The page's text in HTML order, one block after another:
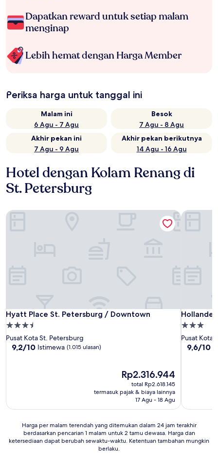
Dapatkan reward untuk setiap malam
menginap
Lebih hemat dengan Harga Member
Periksa harga untuk tanggal ini
Malam ini
6 Agu - 7 Agu
Besok
7 Agu - 8 Agu
Akhir pekan ini
7 Agu - 9 Agu
Akhir pekan berikutnya
14 Agu - 16 Agu
Hotel dengan Kolam Renang di
St. Petersburg
Hyatt Place St. Petersburg / Downtown
Hyatt Place St. Petersburg / Downtown
Properti
bintang
3.5
Pusat Kota St. Petersburg
9.2
9,2/10 Istimewa (1.015 ulasan)
Harga
sekarang
Rp2.316.944
Rp2.316.944
total Rp2.618.145
termasuk pajak & biaya lainnya
17 Agu - 18 Agu
Hyatt Place St. Petersburg / Downtown
Properti
bintang
3.0
Pusat Kota
9.6
9,6/10
Harga
malam
Harga per malam terendah yang ditemukan dalam 24 jam terakhir
berdasarkan pencarian 1 malam untuk 2 tamu dewasa. Harga dan
ketersediaan dapat berubah sewaktu-waktu. Ketentuan tambahan mungkin
berlaku.